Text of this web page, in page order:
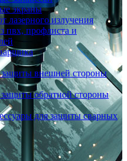
экраны
лазерного излучения
пвх, профлиста и
внешней стороны
обратной стороны
для защиты сварных